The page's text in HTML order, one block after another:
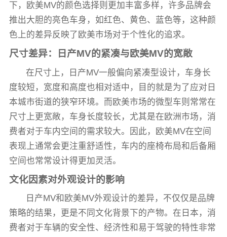
下，欧美MV的颜色选择则更加丰富多样，许多品牌会
推出大胆的亮色车身，如红色、黄色、蓝色等，这种颜
色上的差异反映了欧美市场对于个性化的追求。
尺寸差异：日产MV的紧凑与欧美MV的宽敞
在尺寸上，日产MV一般偏向紧凑型设计，车身长
度较短，宽度和高度也相对适中，目的就是为了应对日
本城市街道的狭窄环境。而欧美市场的微型车则常常在
尺寸上更宽敞，车身长度较长，尤其是在欧洲市场，消
费者对于车内空间的需求较大。因此，欧美MV在空间
表现上通常会更注重舒适性，车内的座椅布局和后备厢
空间也常常设计得更加灵活。
文化因素对外观设计的影响
日产MV和欧美MV外观设计的差异，不仅仅是品牌
策略的结果，更是不同文化背景下的产物。在日本，消
费者对于车辆的安全性、经济性和易于驾驶的特性非常